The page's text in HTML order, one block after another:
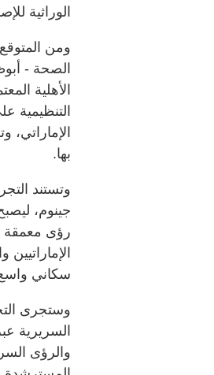
الوراثية
ومن
الصحة -
الأهلية
التنظيمية
الإماراتي،
بها.
جينوم،
سكاني
وستجرى
السريرية
والرؤى